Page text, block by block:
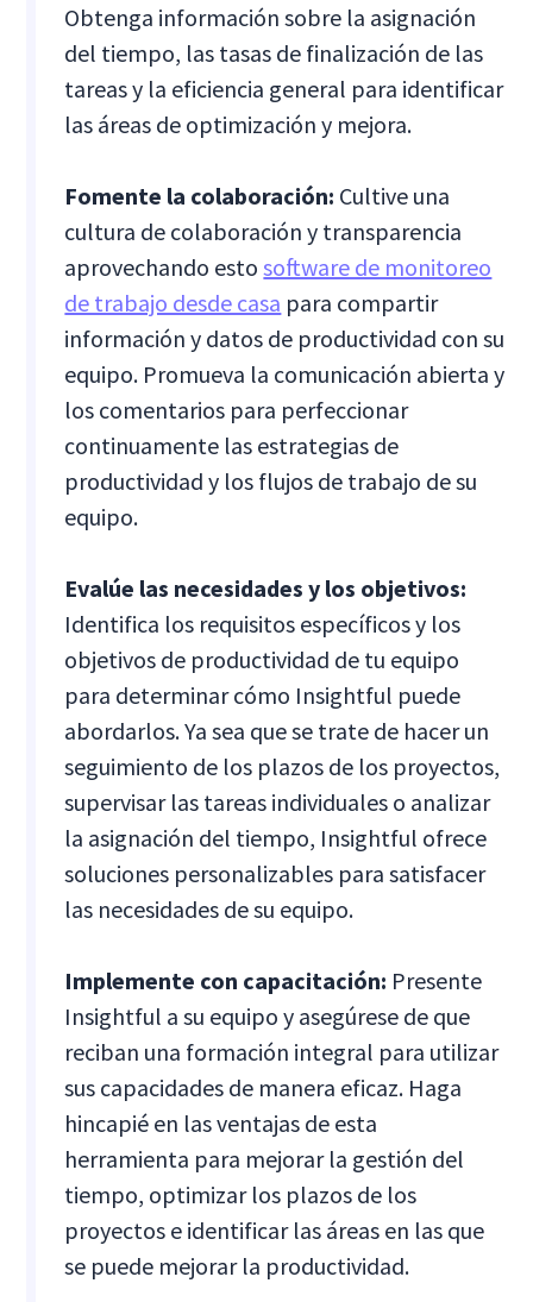
Obtenga información sobre la asignación
del tiempo, las tasas de finalización de las
tareas y la eficiencia general para identificar
las áreas de optimización y mejora.
Fomente la colaboración: Cultive una
cultura de colaboración y transparencia
aprovechando estosoftware de monitoreo
de trabajo desde casa para compartir
información y datos de productividad con su
equipo. Promueva la comunicación abierta y
los comentarios para perfeccionar
continuamente las estrategias de
productividad y los flujos de trabajo de su
equipo.
Evalúe las necesidades y los objetivos:
Identifica los requisitos específicos y los
objetivos de productividad de tu equipo
para determinar cómo Insightful puede
abordarlos. Ya sea que se trate de hacer un
seguimiento de los plazos de los proyectos,
supervisar las tareas individuales o analizar
la asignación del tiempo, Insightful ofrece
soluciones personalizables para satisfacer
las necesidades de su equipo.
Implemente con capacitación: Presente
Insightful a su equipo y asegúrese de que
reciban una formación integral para utilizar
sus capacidades de manera eficaz. Haga
hincapié en las ventajas de esta
herramienta para mejorar la gestión del
tiempo, optimizar los plazos de los
proyectos e identificar las áreas en las que
se puede mejorar la productividad.